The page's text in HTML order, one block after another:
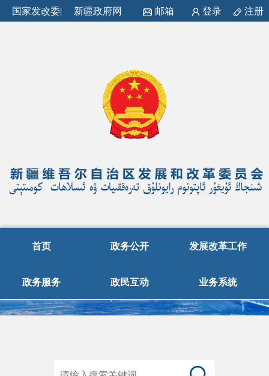
国家发改委| 新疆政府网 邮箱 登录 注册
首页 政务公开 发展改革工作
政务服务 政民互动 业务系统